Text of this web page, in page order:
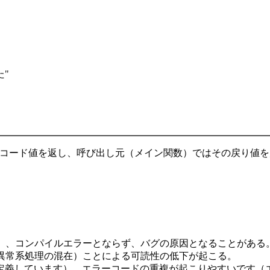
"
ド値を返し、呼び出し元（メイン関数）ではその戻り値
コンパイルエラーとならず、バグの原因となることがある
系処理の混在）ことによる可読性の低下が起こる。